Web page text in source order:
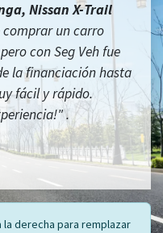
Nissan X-Trail
comprar un carro
con Seg Veh fue
la financiación hasta
fácil y rápido.
.
la derecha para remplazar